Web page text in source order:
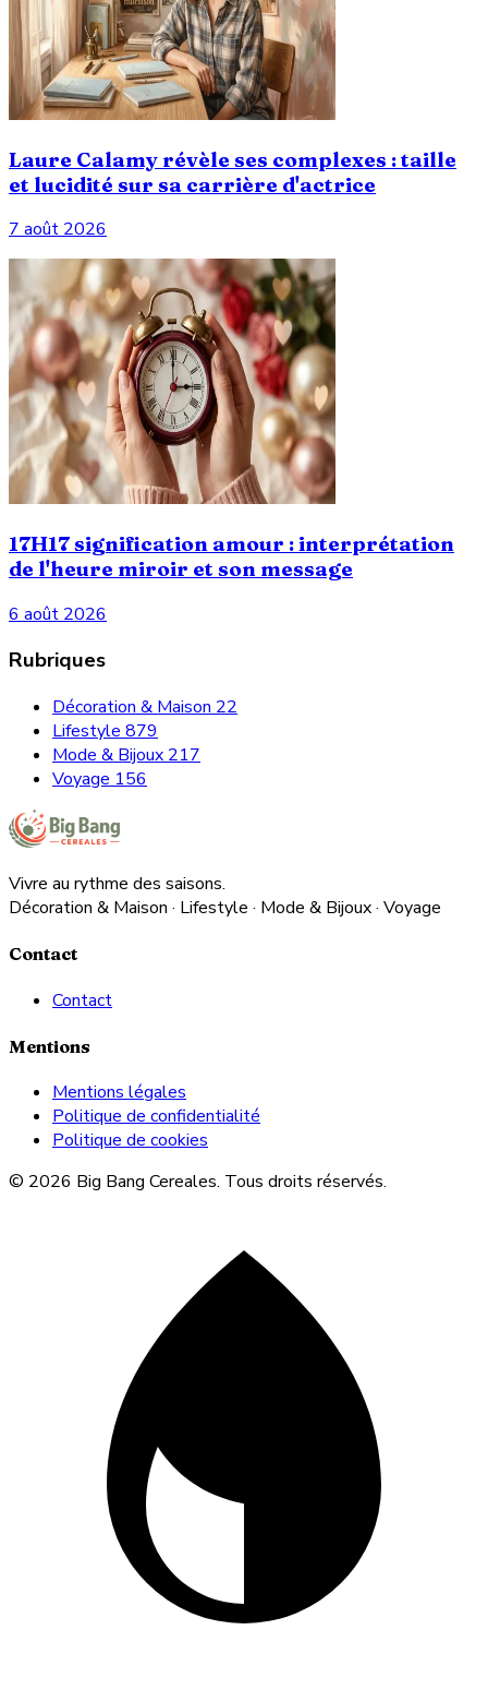
Laure Calamy révèle ses complexes : taille
et lucidité sur sa carrière d'actrice
7 août 2026
17H17 signification amour : interprétation
de l'heure miroir et son message
6 août 2026
Rubriques
Décoration & Maison 22
Lifestyle 879
Mode & Bijoux 217
Voyage 156
Vivre au rythme des saisons.
Décoration & Maison · Lifestyle · Mode & Bijoux · Voyage
Contact
Contact
Mentions
Mentions légales
Politique de confidentialité
Politique de cookies
© 2026 Big Bang Cereales. Tous droits réservés.